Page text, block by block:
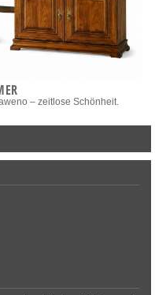
– zeitlose Schönheit.